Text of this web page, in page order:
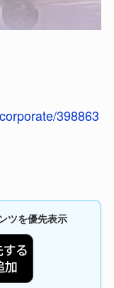
398863
ツを優先表示